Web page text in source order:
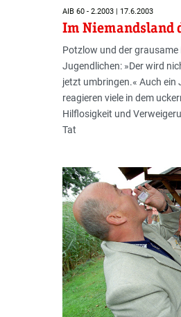
AIB 60 - 2.2003 | 17.6.2003
Im Niemandsland
Potzlow und der grausame
Jugendlichen: »Der wird
jetzt umbringen.« Auch ein
reagieren viele in dem
Hilflosigkeit und
Tat